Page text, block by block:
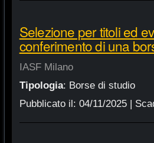
Selezione per titoli ed
conferimento di una
IASF Milano
Tipologia: Borse di studio
Pubblicato il: 04/11/2025|